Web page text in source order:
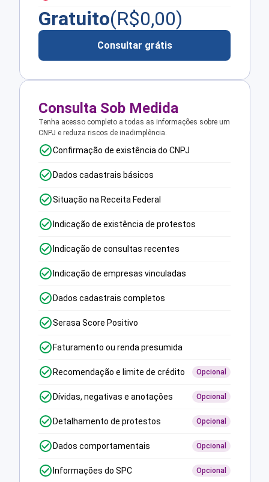
Gratuito(R$0,00)
Consultar grátis
Consulta Sob Medida
Tenha acesso completo a todas as informações sobre um
CNPJ e reduza riscos de inadimplência.
Confirmação de existência do CNPJ
Dados cadastrais básicos
Situação na Receita Federal
Indicação de existência de protestos
Indicação de consultas recentes
Indicação de empresas vinculadas
Dados cadastrais completos
Serasa Score Positivo
Faturamento ou renda presumida
Recomendação e limite de crédito Opcional
Dívidas, negativas e anotações Opcional
Detalhamento de protestos Opcional
Dados comportamentais Opcional
Informações do SPC Opcional